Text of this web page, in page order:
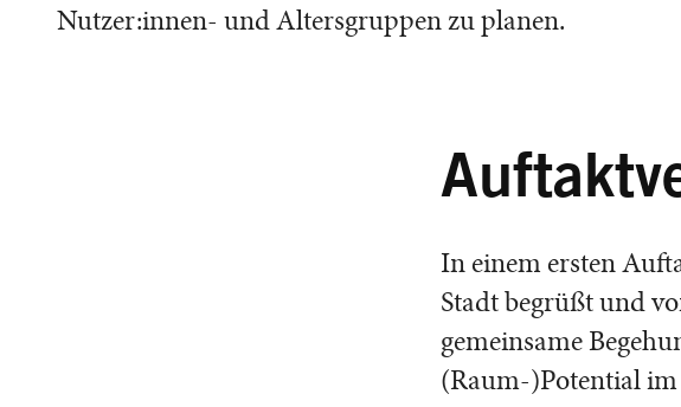
Nutzer:innen- und Altersgruppen zu planen.
In einem ersten
Stadt begrüßt und
gemeinsame
(Raum-)Potential im